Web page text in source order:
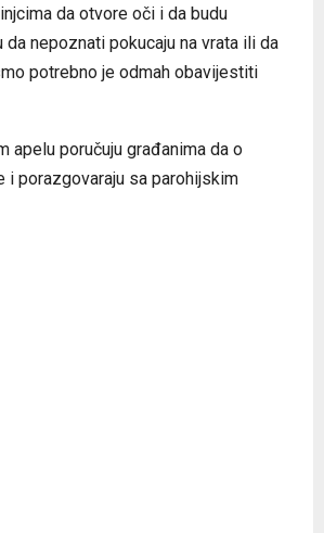
da otvore oči i da budu
da nepoznati pokucaju na vrata ili da
potrebno je odmah obavijestiti
apelu poručuju građanima da o
i porazgovaraju sa parohijskim